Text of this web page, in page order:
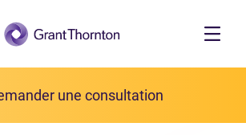
principal
une consultation